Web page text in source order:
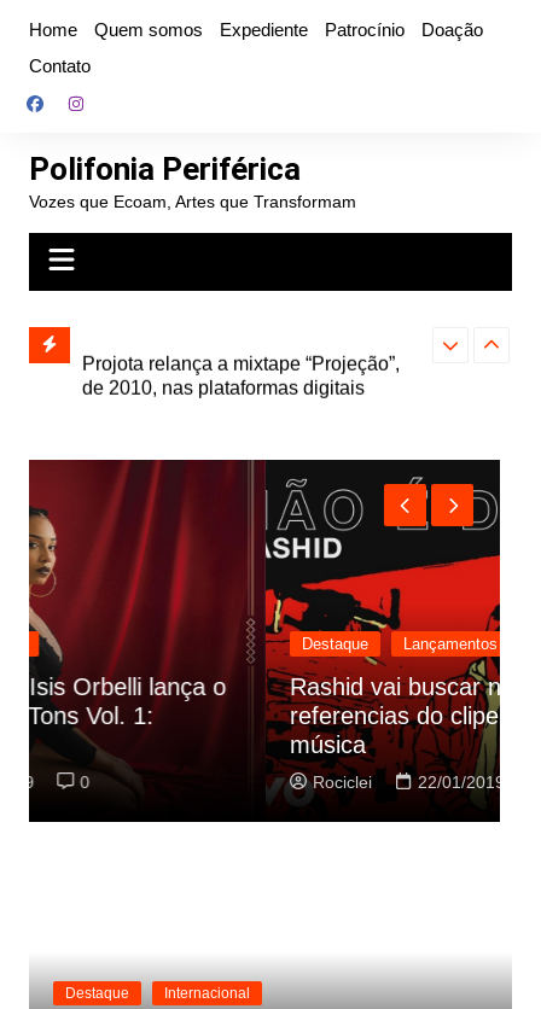
conteúdo
Home Quem somos Expediente Patrocínio
Doação
Contato
Polifonia Periférica
Vozes que Ecoam, Artes que Transformam
e abre
autoral,
de 2010, nas plataformas digitais
Farofa
Destaque Lançamentos
Rashid vai buscar nos HQs as
referencias do clipe de sua nova
música
Rociclei 22/01/2019 0
Destaque Internacional